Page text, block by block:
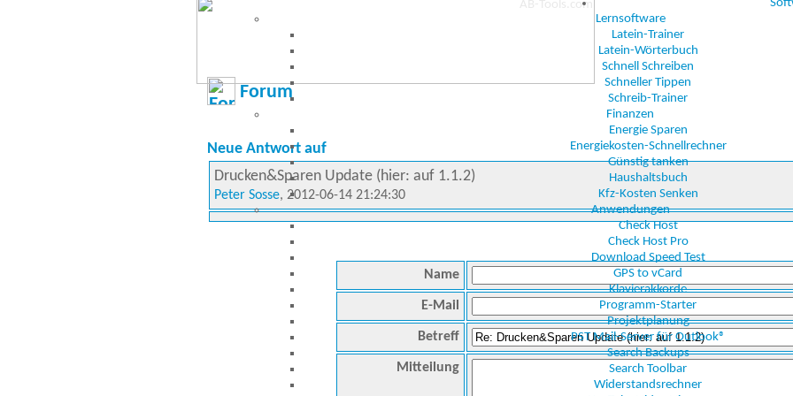
Lernsoftware
Latein-Trainer
Latein-Wörterbuch
Schnell Schreiben
Schneller Tippen
Schreib-Trainer
Finanzen
Energie Sparen
Energiekosten-Schnellrechner
Günstig tanken
Haushaltsbuch
Kfz-Kosten Senken
Anwendungen
Check Host
Check Host Pro
Download Speed Test
GPS to vCard
Klavierakkorde
Programm-Starter
Projektplanung
PST Mail-Server für Outlook®
Search Backups
Search Toolbar
Widerstandsrechner
Forum
Neue Antwort auf
Drucken&Sparen Update (hier: auf 1.1.2)
Peter Sosse, 2012-06-14 21:24:30
Name
E-Mail
Betreff
Mitteilung